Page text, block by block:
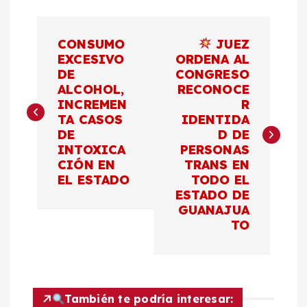
v
e
CONSUMO
EXCESIVO
DE
ALCOHOL,
INCREMEN
TA CASOS
DE
INTOXICA
CIÓN EN
EL ESTADO
JUEZ
ORDENA AL
CONGRESO
RECONOCE
R
IDENTIDA
D DE
PERSONAS
TRANS EN
TODO EL
ESTADO DE
GUANAJUA
TO
También te podría interesar: